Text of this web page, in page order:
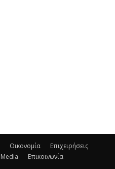
Οικονομία
Επιχειρήσεις
Media Επικοινωνία